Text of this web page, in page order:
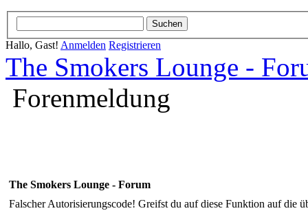
Hallo, Gast! Anmelden Registrieren
The Smokers Lounge -
Forenmeldung
The Smokers Lounge - Forum
Falscher Autorisierungscode! Greifst du auf diese Funktion auf die